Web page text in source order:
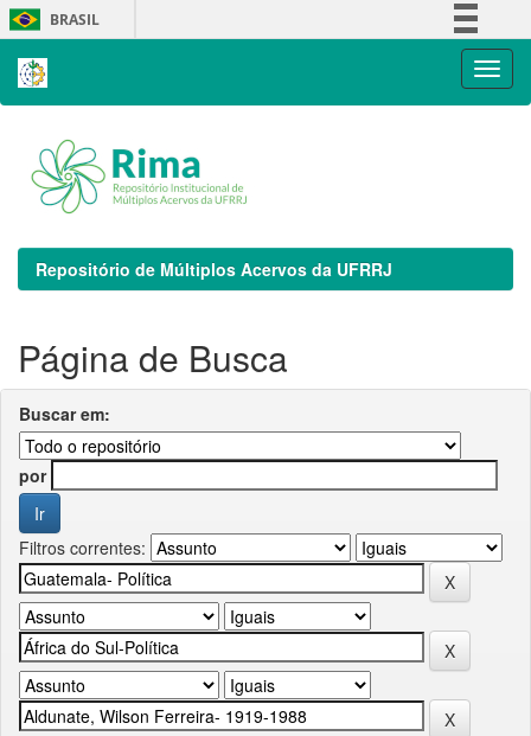
Skip
navigation
BRASIL
Repositório de Múltiplos Acervos da UFRRJ
Página de Busca
Buscar em:
por
Filtros correntes: